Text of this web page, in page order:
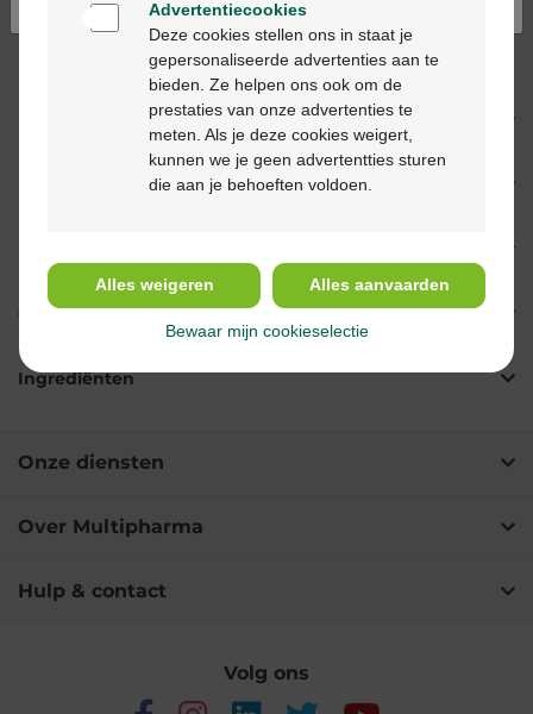
Productbeschrijving
Eigenschappen
Gebruik
Ingrediënten
Onze diensten
Over Multipharma
Hulp & contact
Volg ons
Advertentiecookies
Deze cookies stellen ons in staat je
gepersonaliseerde advertenties aan te
bieden. Ze helpen ons ook om de
prestaties van onze advertenties te
meten. Als je deze cookies weigert,
kunnen we je geen advertentties sturen
die aan je behoeften voldoen.
Alles weigeren Alles aanvaarden
Bewaar mijn cookieselectie